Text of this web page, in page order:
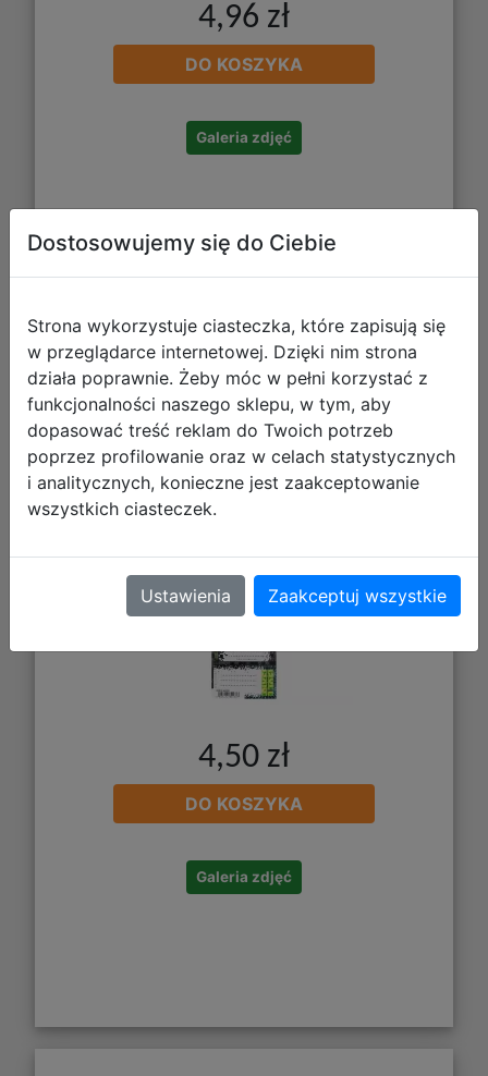
4,96 zł
DO KOSZYKA
Galeria zdjęć
Starpak Naklejki Na Zeszyt Pixel
Game 1 Listek 6szt. 584285
4,50 zł
DO KOSZYKA
Galeria zdjęć
Dostosowujemy się do Ciebie
Strona wykorzystuje ciasteczka, które zapisują się
w przeglądarce internetowej. Dzięki nim strona
działa poprawnie. Żeby móc w pełni korzystać z
funkcjonalności naszego sklepu, w tym, aby
dopasować treść reklam do Twoich potrzeb
poprzez profilowanie oraz w celach statystycznych
i analitycznych, konieczne jest zaakceptowanie
wszystkich ciasteczek.
Ustawienia Zaakceptuj wszystkie